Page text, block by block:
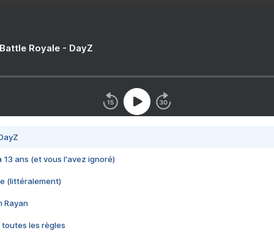
Royale - DayZ
13 ans (et vous l'avez ignoré)
(littéralement)
Rayan
toutes les règles